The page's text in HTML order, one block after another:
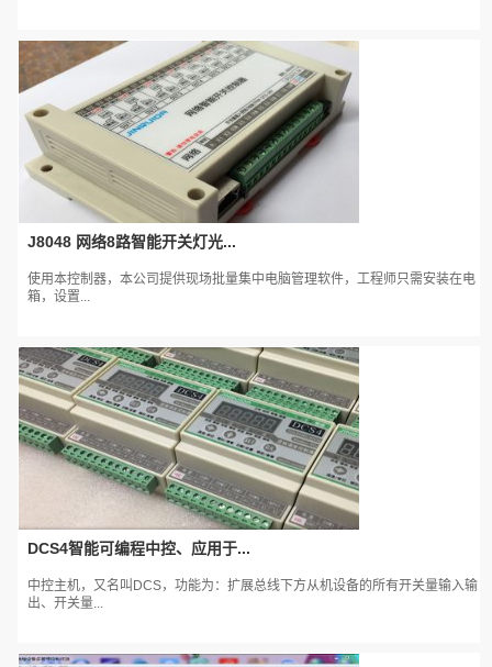
J8048 网络8路智能开关灯光...
使用本控制器，本公司提供现场批量集中电脑管理软件，工程师只需安装在电
箱，设置...
DCS4智能可编程中控、应用于...
中控主机，又名叫DCS，功能为：扩展总线下方从机设备的所有开关量输入输
出、开关量...